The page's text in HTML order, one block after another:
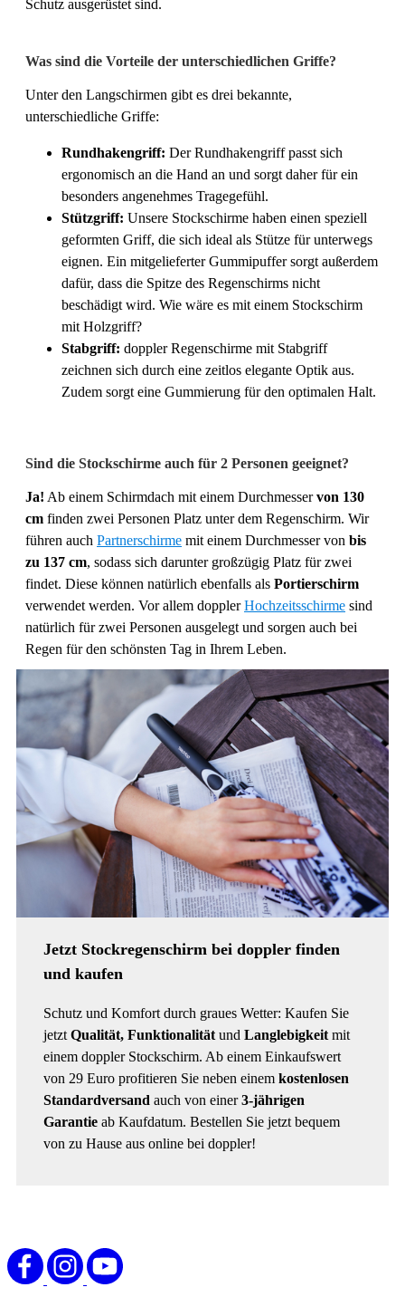
Schutz ausgerüstet sind.
Was sind die Vorteile der unterschiedlichen Griffe?
Unter den Langschirmen gibt es drei bekannte,
unterschiedliche Griffe:
Rundhakengriff: Der Rundhakengriff passt sich
ergonomisch an die Hand an und sorgt daher für ein
besonders angenehmes Tragegefühl.
Stützgriff: Unsere Stockschirme haben einen speziell
geformten Griff, die sich ideal als Stütze für unterwegs
eignen. Ein mitgelieferter Gummipuffer sorgt außerdem
dafür, dass die Spitze des Regenschirms nicht
beschädigt wird. Wie wäre es mit einem Stockschirm
mit Holzgriff?
Stabgriff: doppler Regenschirme mit Stabgriff
zeichnen sich durch eine zeitlos elegante Optik aus.
Zudem sorgt eine Gummierung für den optimalen Halt.
Sind die Stockschirme auch für 2 Personen geeignet?
Ja! Ab einem Schirmdach mit einem Durchmesservon 130
cm finden zwei Personen Platz unter dem Regenschirm. Wir
führen auch Partnerschirme mit einem Durchmesser von bis
zu 137 cm, sodass sich darunter großzügig Platz für zwei
findet. Diese können natürlich ebenfalls als Portierschirm
verwendet werden. Vor allem dopplerHochzeitsschirme sind
natürlich für zwei Personen ausgelegt und sorgen auch bei
Regen für den schönsten Tag in Ihrem Leben.
Jetzt Stockregenschirm bei doppler finden
und kaufen
Schutz und Komfort durch graues Wetter: Kaufen Sie
jetzt Qualität, Funktionalität und Langlebigkeit mit
einem doppler Stockschirm. Ab einem Einkaufswert
von 29 Euro profitieren Sie neben einem kostenlosen
Standardversand auch von einer3-jährigen
Garantie ab Kaufdatum. Bestellen Sie jetzt bequem
von zu Hause aus online bei doppler!